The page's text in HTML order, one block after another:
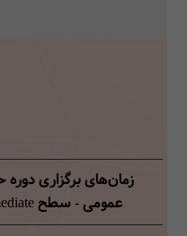
زمان‌های برگزاری
عمومی - سطح Pre-Intermediate